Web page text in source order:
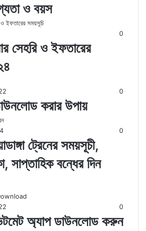
ও বয়স
0
সেহরি ও ইফতারের
0
করার উপায়
0
ট্রেনের সময়সূচী,
সাপ্তাহিক বন্ধের দিন
0
অ্যাপ ডাউনলোড করুন